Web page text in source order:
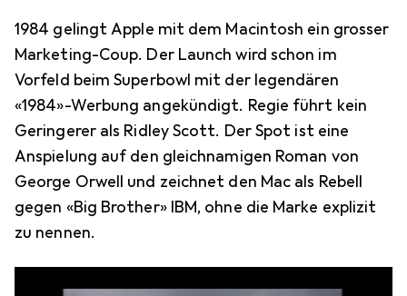
1984 gelingt Apple mit dem Macintosh ein grosser
Marketing-Coup. Der Launch wird schon im
Vorfeld beim Superbowl mit der legendären
«1984»-Werbung angekündigt. Regie führt kein
Geringerer als Ridley Scott. Der Spot ist eine
Anspielung auf den gleichnamigen Roman von
George Orwell und zeichnet den Mac als Rebell
gegen «Big Brother» IBM, ohne die Marke explizit
zu nennen.